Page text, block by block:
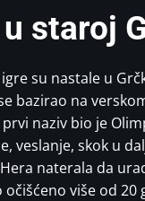
staroj
su nastale u
bazirao na
naziv bio je
veslanje, skok u
naterala da
više od